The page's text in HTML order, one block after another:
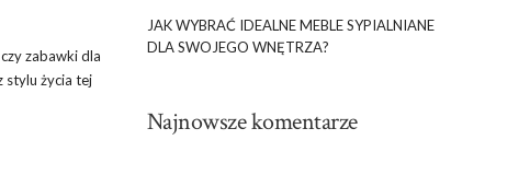
zabawki dla
stylu życia tej
JAK WYBRAĆ IDEALNE MEBLE SYPIALNIANE
DLA SWOJEGO WNĘTRZA?
Najnowsze komentarze